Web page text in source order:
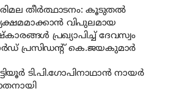
തീര്‍ത്ഥാടനം: കൂടുതല്‍
വിപുലമായ
പ്രഖ്യാപിച്ച് ദേവസ്വം
പ്രസിഡന്റ് കെ.ജയകുമാര്‍
ടി.പി.ഗോപിനാഥാന്‍ നായര്‍